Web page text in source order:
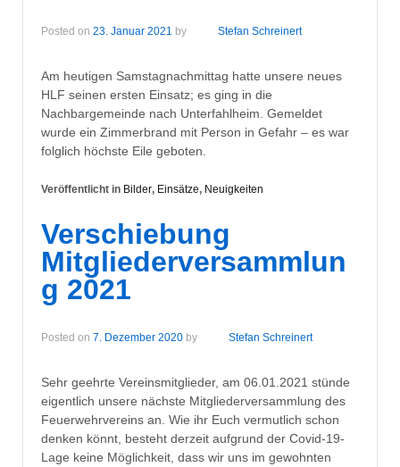
Posted on 23. Januar 2021 by Stefan Schreinert
Am heutigen Samstagnachmittag hatte unsere neues
HLF seinen ersten Einsatz; es ging in die
Nachbargemeinde nach Unterfahlheim. Gemeldet
wurde ein Zimmerbrand mit Person in Gefahr – es war
folglich höchste Eile geboten.
Veröffentlicht in Bilder, Einsätze, Neuigkeiten
Verschiebung
Mitgliederversammlun
g 2021
Posted on 7. Dezember 2020 by Stefan Schreinert
Sehr geehrte Vereinsmitglieder, am 06.01.2021 stünde
eigentlich unsere nächste Mitgliederversammlung des
Feuerwehrvereins an. Wie ihr Euch vermutlich schon
denken könnt, besteht derzeit aufgrund der Covid-19-
Lage keine Möglichkeit, dass wir uns im gewohnten